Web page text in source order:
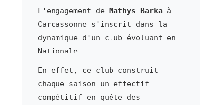
L'engagement de Mathys Barka à
Carcassonne s'inscrit dans la
dynamique d'un club évoluant en
Nationale.
En effet, ce club construit
chaque saison un effectif
compétitif en quête des